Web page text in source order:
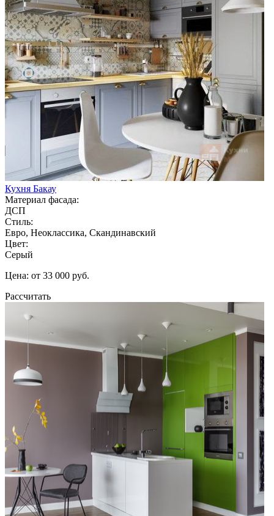
Кухня Бакау
Материал фасада:
ДСП
Стиль:
Евро, Неоклассика, Скандинавский
Цвет:
Серый
Цена: от 33 000 руб.
Рассчитать